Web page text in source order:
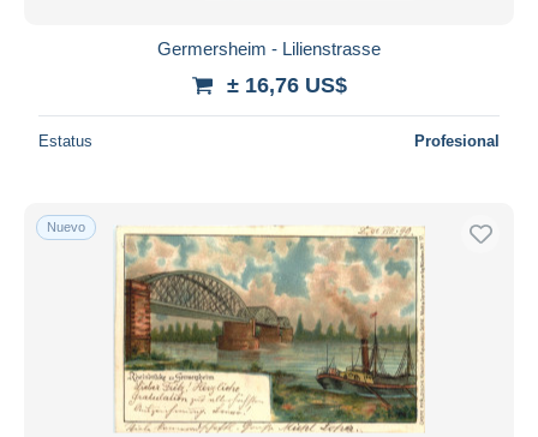
Germersheim - Lilienstrasse
± 16,76 US$
Estatus Profesional
Nuevo